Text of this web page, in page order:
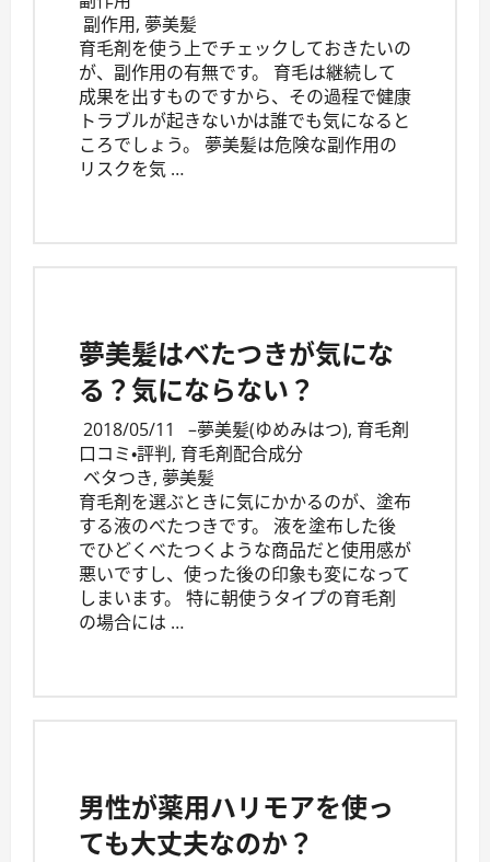
副作用, 夢美髪
育毛剤を使う上でチェックしておきたいの
が、副作用の有無です。 育毛は継続して
成果を出すものですから、その過程で健康
トラブルが起きないかは誰でも気になると
ころでしょう。 夢美髪は危険な副作用の
リスクを気 …
夢美髪はべたつきが気にな
る？気にならない？
2018/05/11 –夢美髪(ゆめみはつ), 育毛剤
口コミ・評判, 育毛剤配合成分
ベタつき, 夢美髪
育毛剤を選ぶときに気にかかるのが、塗布
する液のべたつきです。 液を塗布した後
でひどくべたつくような商品だと使用感が
悪いですし、使った後の印象も変になって
しまいます。 特に朝使うタイプの育毛剤
の場合には …
男性が薬用ハリモアを使っ
ても大丈夫なのか？